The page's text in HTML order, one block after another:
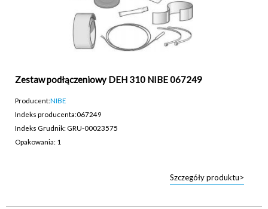
Zestaw podłączeniowy DEH 310 NIBE 067249
Producent:NIBE
Indeks producenta:067249
Indeks Grudnik: GRU-00023575
Opakowania: 1
Szczegóły produktu>